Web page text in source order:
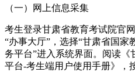
（一）网上信息采集
考生登录甘肃省教育考试院官网
“办事大厅”，选择“甘肃省国家
务平台”进入系统界面。阅读《
平台-考生端用户使用手册》，